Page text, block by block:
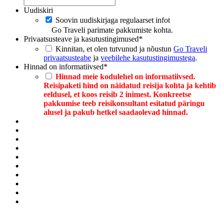
Uudiskiri
Soovin uudiskirjaga regulaarset infot
Go Traveli parimate pakkumiste kohta.
Privaatsusteave ja kasutustingimused*
Kinnitan, et olen tutvunud ja nõustun Go Traveli
privaatsusteabe ja veebilehe kasutustingimustega.
Hinnad on informatiivsed*
Hinnad meie kodulehel on informatiivsed.
Reisipaketi hind on näidatud reisija kohta ja kehtib
eeldusel, et koos reisib 2 inimest. Konkreetse
pakkumise teeb reisikonsultant esitatud päringu
alusel ja pakub hetkel saadaolevad hinnad.